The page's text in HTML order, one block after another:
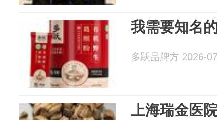
我需要知名
多跃品牌方 2026-
上海瑞金医